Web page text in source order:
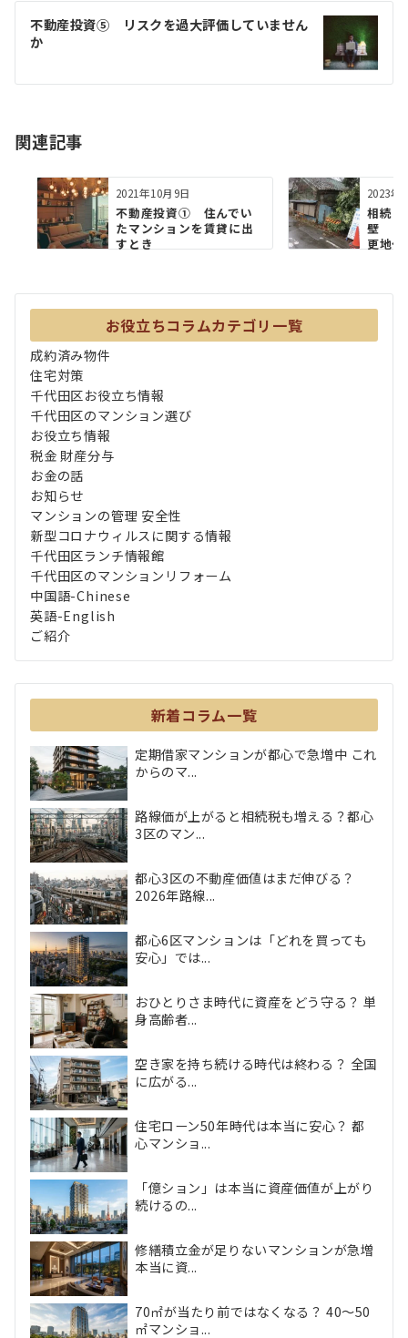
ゲ
ー
シ
ン
不動産投資⑤ リスクを過大評価していません
か
関連記事
2021年10月9日
不動産投資① 住んでい
たマンションを賃貸に出
すとき
2023年
相続
壁 登
更地化
お役立ちコラムカテゴリ一覧
成約済み物件
住宅対策
千代田区お役立ち情報
千代田区のマンション選び
お役立ち情報
税金 財産分与
お金の話
お知らせ
マンションの管理 安全性
新型コロナウィルスに関する情報
千代田区ランチ情報館
千代田区のマンションリフォーム
中国語-Chinese
英語-English
ご紹介
新着コラム一覧
定期借家マンションが都心で急増中 これ
からのマ...
路線価が上がると相続税も増える？都心
3区のマン...
都心3区の不動産価値はまだ伸びる？
2026年路線...
都心6区マンションは「どれを買っても
安心」では...
おひとりさま時代に資産をどう守る？ 単
身高齢者...
空き家を持ち続ける時代は終わる？ 全国
に広がる...
住宅ローン50年時代は本当に安心？ 都
心マンショ...
「億ション」は本当に資産価値が上がり
続けるの...
修繕積立金が足りないマンションが急増
本当に資...
70㎡が当たり前ではなくなる？ 40〜50
㎡マンショ...